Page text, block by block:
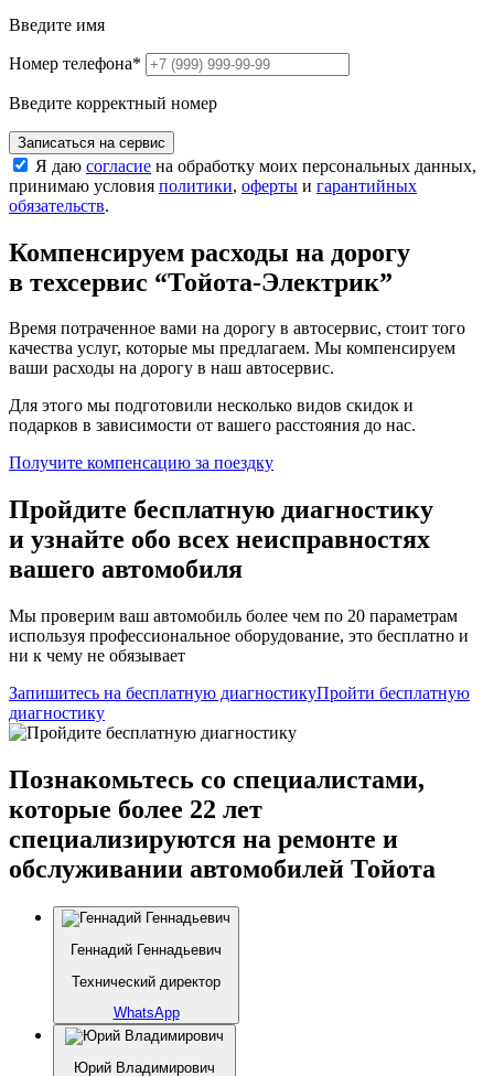
Введите имя
Номер телефона*
Введите корректный номер
Записаться на сервис
Я даю согласие на обработку моих персональных данных,
принимаю условия политики, оферты и гарантийных
обязательств.
Компенсируем расходы на дорогу
в техсервис “Тойота-Электрик”
Время потраченное вами на дорогу в автосервис, стоит того
качества услуг, которые мы предлагаем. Мы компенсируем
ваши расходы на дорогу в наш автосервис.
Для этого мы подготовили несколько видов скидок и
подарков в зависимости от вашего расстояния до нас.
Получите компенсацию за поездку
Пройдите бесплатную диагностику
и узнайте обо всех неисправностях
вашего автомобиля
Мы проверим ваш автомобиль более чем по 20 параметрам
используя профессиональное оборудование, это бесплатно и
ни к чему не обязывает
Запишитесь на бесплатную диагностикуПройти бесплатную
диагностику
Познакомьтесь со специалистами,
которые более 22 лет
специализируются на ремонте и
обслуживании автомобилей Тойота
Геннадий Геннадьевич
Технический директор
WhatsApp
Юрий Владимирович